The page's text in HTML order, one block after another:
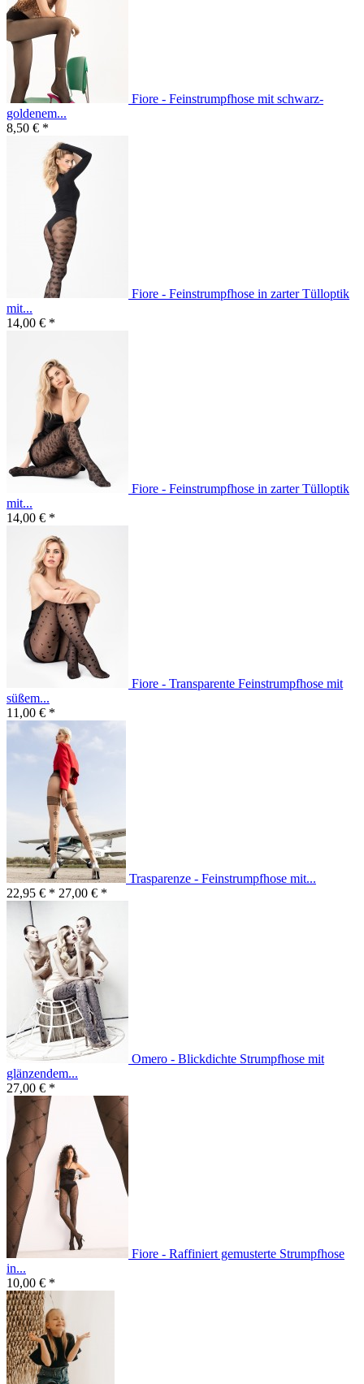
Fiore - Feinstrumpfhose mit schwarz-
goldenem...
8,50 € *
Fiore - Feinstrumpfhose in zarter Tülloptik
mit...
14,00 € *
Fiore - Feinstrumpfhose in zarter Tülloptik
mit...
14,00 € *
Fiore - Transparente Feinstrumpfhose mit
süßem...
11,00 € *
Trasparenze - Feinstrumpfhose mit...
22,95 € * 27,00 € *
Omero - Blickdichte Strumpfhose mit
glänzendem...
27,00 € *
Fiore - Raffiniert gemusterte Strumpfhose
in...
10,00 € *